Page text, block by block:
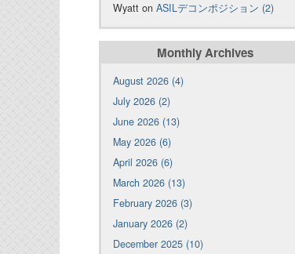
Wyatt on ASILデコンポジション (2)
Monthly Archives
August 2026 (4)
July 2026 (2)
June 2026 (13)
May 2026 (6)
April 2026 (6)
March 2026 (13)
February 2026 (3)
January 2026 (2)
December 2025 (10)